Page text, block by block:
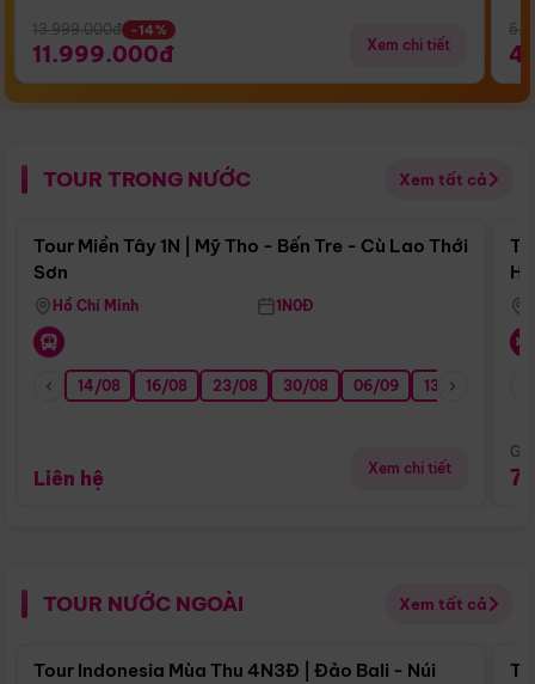
13.999.000đ -14%
11.999.000đ Xem chi tiết
TOUR TRONG NƯỚC Xem tất cả
Điểm nổi bật
Tour Miền Tây 1N | Mỹ Tho - Bến Tre - Cù Lao Thới
Sơn
Hồ Chí Minh 1N0Đ
14/08 16/08 23/08 30/08 06/09 13/09
Liên hệ Xem chi tiết
TOUR NƯỚC NGOÀI Xem tất cả
Điểm nổi bật
Tour Indonesia Mùa Thu 4N3Đ | Đảo Bali - Núi